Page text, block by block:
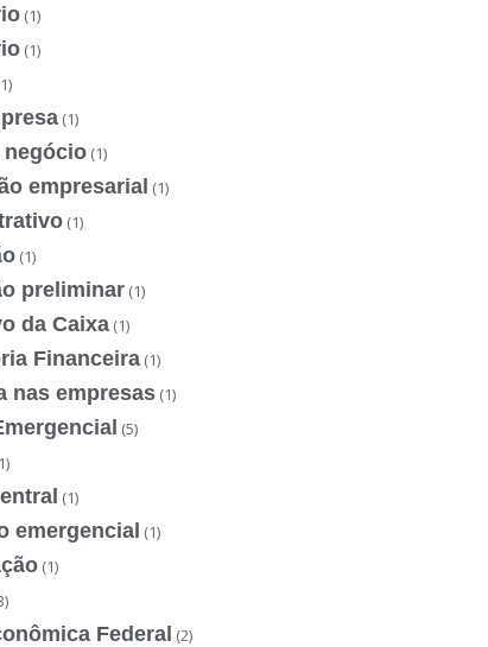
(1)
(1)
(1)
(1)
empresarial (1)
(1)
(1)
preliminar (1)
da Caixa (1)
Financeira (1)
nas empresas (1)
(5)
(1)
emergencial (1)
(1)
Federal (2)